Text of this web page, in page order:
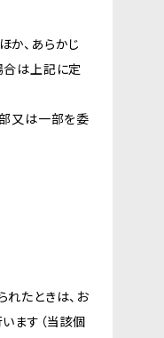
か、あらかじ
合は上記に定
又は一部を委
たときは、お
ます（当該個